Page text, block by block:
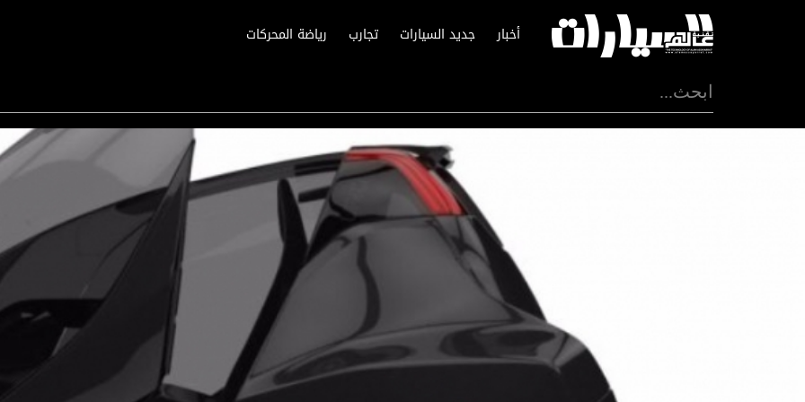
أخبار جديد السيارات تجارب رياضة المحركات